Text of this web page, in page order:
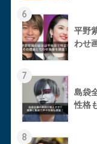
6
平野
わせ
7
島袋
性格
8